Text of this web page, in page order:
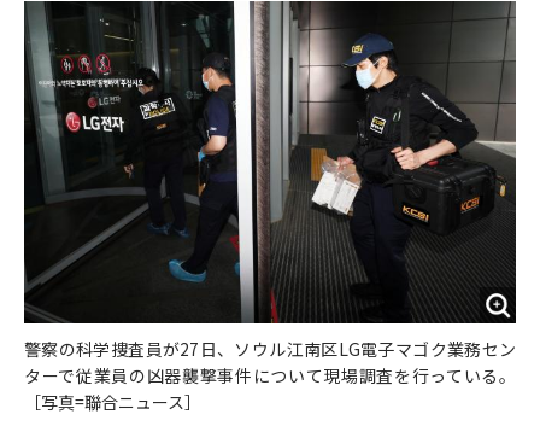
警察の科学捜査員が27日、ソウル江南区LG電子マゴク業務セン
ターで従業員の凶器襲撃事件について現場調査を行っている。
［写真=聯合ニュース］